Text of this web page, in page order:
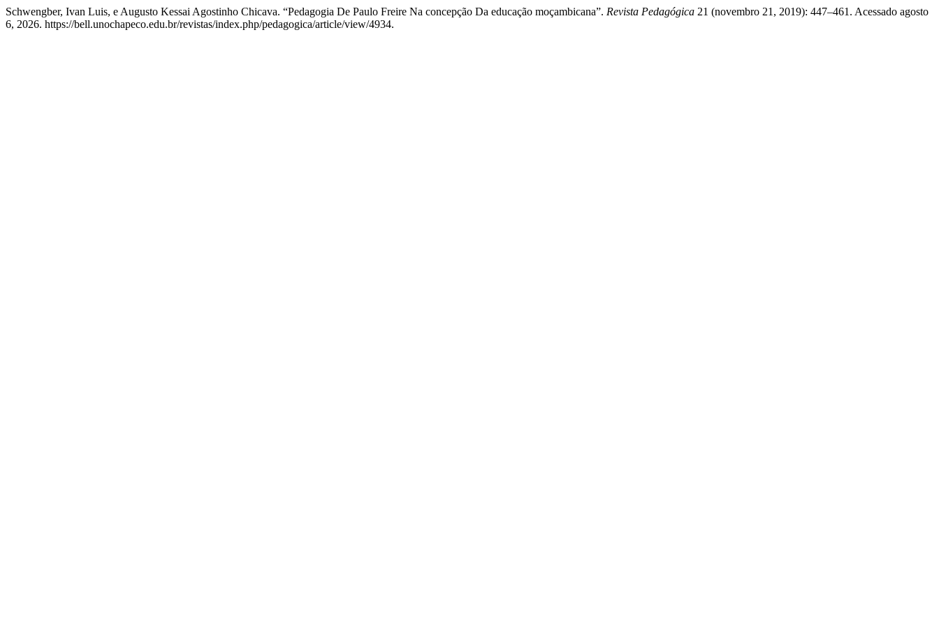
Schwengber, Ivan Luis, e Augusto Kessai Agostinho Chicava. “Pedagogia De Paulo Freire Na concepção Da educação moçambicana”. Revista Pedagógica 21 (novembro 21, 2019): 447–461. Acessado agosto
6, 2026. https://bell.unochapeco.edu.br/revistas/index.php/pedagogica/article/view/4934.